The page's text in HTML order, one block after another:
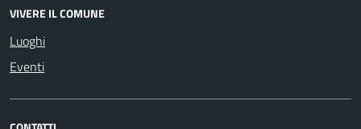
VIVERE IL COMUNE
Luoghi
Eventi